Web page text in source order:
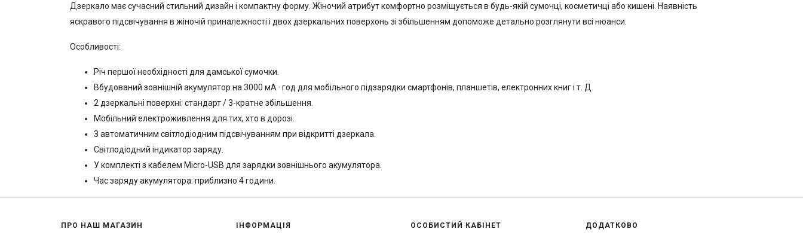
Дзеркало має сучасний стильний дизайн і компактну форму. Жіночий атрибут комфортно розміщується в будь-якій сумочці, косметичці або кишені. Наявність
яскравого підсвічування в жіночій приналежності і двох дзеркальних поверхонь зі збільшенням допоможе детально розглянути всі нюанси.
Особливості:
Річ першої необхідності для дамської сумочки.
Вбудований зовнішній акумулятор на 3000 мА · год для мобільного підзарядки смартфонів, планшетів, електронних книг і т. Д.
2 дзеркальні поверхні: стандарт / 3-кратне збільшення.
Мобільний електроживлення для тих, хто в дорозі.
З автоматичним світлодіодним підсвічуванням при відкритті дзеркала.
Світлодіодний індикатор заряду.
У комплекті з кабелем Micro-USB для зарядки зовнішнього акумулятора.
Час заряду акумулятора: приблизно 4 години.
ПРО НАШ МАГАЗИН ІНФОРМАЦІЯ ОСОБИСТИЙ КАБІНЕТ ДОДАТКОВО